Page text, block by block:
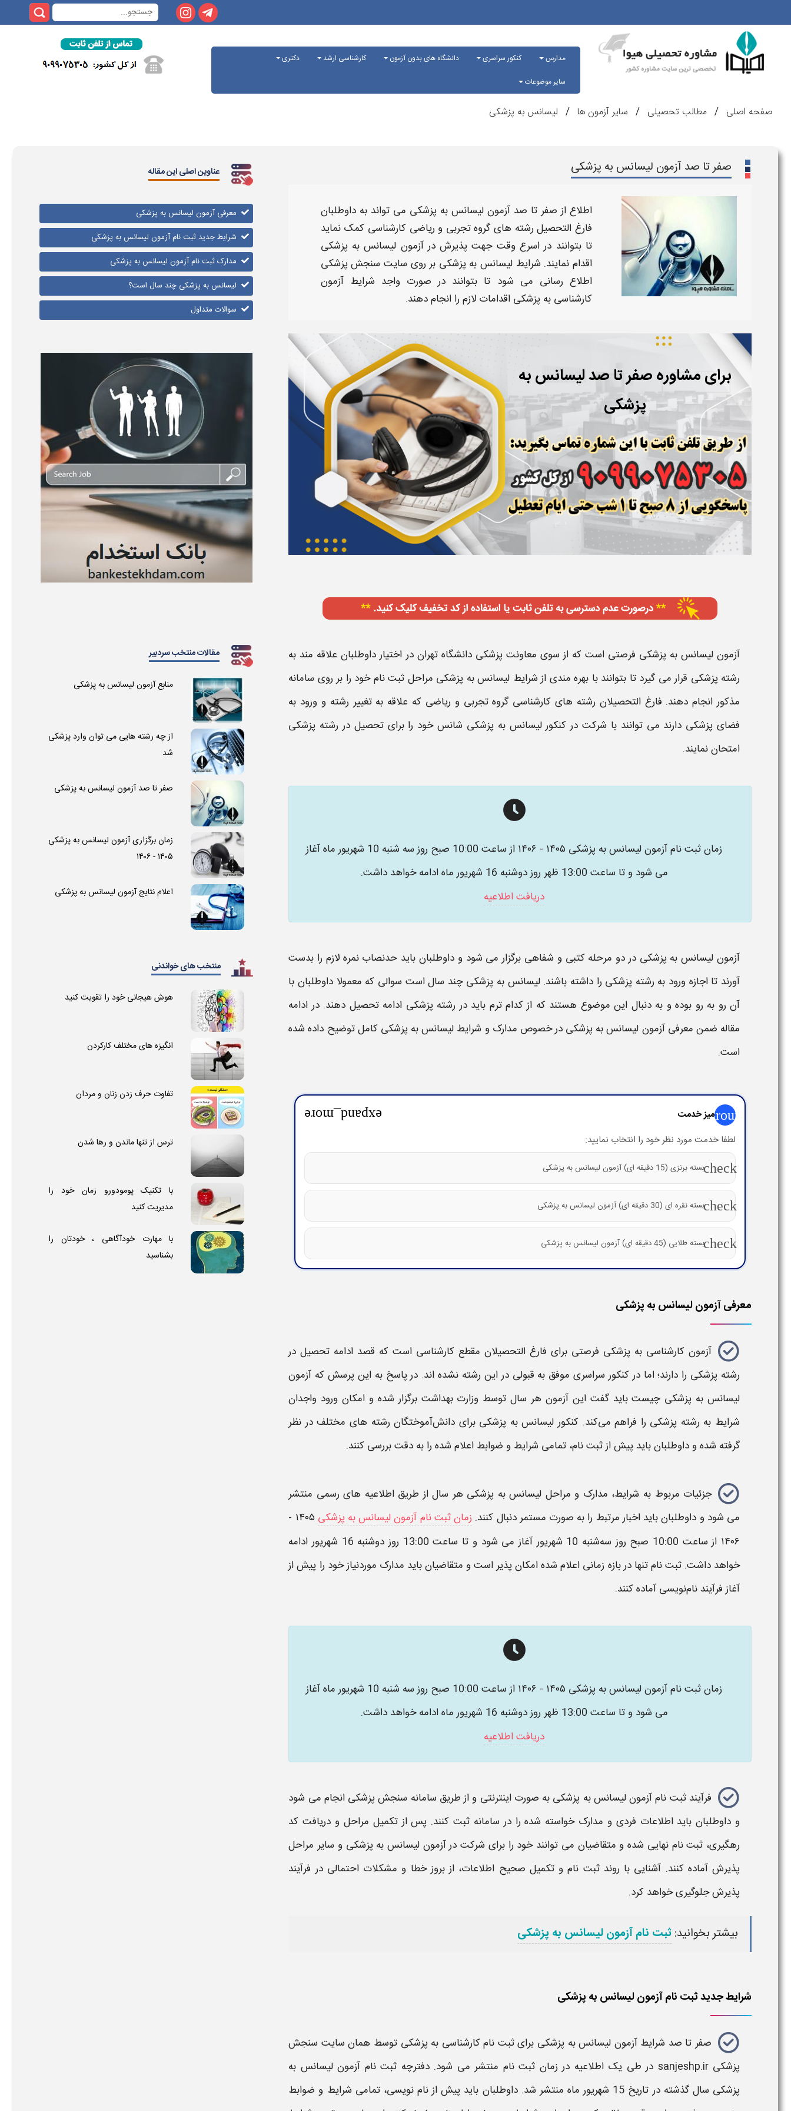
مدارس کنکور سراسری دانشگاه های بدون آزمون کارشناسی ارشد
دکتری
سایر موضوعات
صفحه اصلی مطالب تحصیلی سایر آزمون ها لیسانس به پزشکی
صفر تا صد آزمون لیسانس به پزشکی
اطلاع ازصفر تا صد آزمون لیسانس به پزشکی می تواند به داوطلبان
فارغ التحصیل رشته های گروه تجربی و ریاضی کارشناسی کمک نماید
تا بتوانند در اسرع وقت جهت پذیرش درآزمون لیسانس به پزشکی
اقدام نمایند. شرایط لیسانس به پزشکی بر روی سایت سنجش پزشکی
اطلاع رسانی می شود تا بتوانند در صورت واجد شرایط آزمون
کارشناسی به پزشکی اقدامات لازم را انجام دهند.
برای مشاوره صفر تا صد لیسانس به
پزشکی
آزمون لیسانس به پزشکی فرصتی است که از سوی معاونتپزشکیدانشگاه تهران در اختیار داوطلبان علاقه مند به
رشتهپزشکی قرار می گیرد تا بتوانند با بهره مندی ازشرایط لیسانس به پزشکی مراحل ثبت نام خود را بر روی سامانه
مذکور انجام دهند. فارغ التحصیلان رشته های کارشناسی گروه تجربی و ریاضی که علاقه به تغییر رشته و ورود به
فضای پزشکی دارند می توانند با شرکت درکنکور لیسانس به پزشکی شانس خود را برای تحصیل در رشته پزشکی
امتحان نمایند.
زمان ثبت نام آزمون لیسانس به پزشکی ۱۴۰۵ - ۱۴۰۶
از ساعت 10:00 صبح روز سه شنبه 10 شهریور ماه آغاز
می شود و تا ساعت 13:00 ظهر روز دوشنبه 16 شهریور ماه ادامه خواهد داشت.
دریافت اطلاعیه
آزمون لیسانس به پزشکی در دو مرحله کتبی و شفاهی برگزار می شود و داوطلبان باید حدنصاب نمره لازم را بدست
آورند تا اجازه ورود به رشته پزشکی را داشته باشند.لیسانس به پزشکی چند سال است سوالی که معمولا داوطلبان با
آن رو به رو بوده و به دنبال این موضوع هستند که از کدام ترم باید در رشتهپزشکی ادامه تحصیل دهند. در ادامه
مقاله ضمن معرفیآزمون لیسانس به پزشکی در خصوص مدارک و شرایط لیسانس به پزشکی کامل توضیح داده شده
است.
groupمیز خدمت expand_more
لطفا خدمت مورد نظر خود را انتخاب نمایید:
checkبسته برنزی (15 دقیقه ای) آزمون لیسانس به پزشکی
checkبسته نقره ای (30 دقیقه ای) آزمون لیسانس به پزشکی
checkبسته طلایی (45 دقیقه ای) آزمون لیسانس به پزشکی
معرفی آزمون لیسانس به پزشکی
آزمون کارشناسی به پزشکی فرصتی برای فارغ‌ التحصیلان مقطع کارشناسی است که قصد ادامه تحصیل در
رشته پزشکی را دارند؛ اما در کنکور سراسری موفق به قبولی در این رشته نشده‌ اند. در پاسخ به این پرسش که آزمون
لیسانس به پزشکی چیستباید گفت این آزمون هر سال توسط وزارت بهداشت برگزار شده و امکان ورود واجدان
شرایط به رشته پزشکی را فراهم می‌کند. کنکور لیسانس به پزشکی برای دانش‌آموختگان رشته‌ های مختلف در نظر
گرفته شده و داوطلبان باید پیش از ثبت‌ نام، تمامی شرایط و ضوابط اعلام‌ شده را به دقت بررسی کنند.
جزئیات مربوط به شرایط، مدارک و مراحل لیسانس به پزشکی هر سال از طریق اطلاعیه‌ های رسمی منتشر
می‌ شود و داوطلبان باید اخبار مرتبط را به‌ صورت مستمر دنبال کنند. زمان ثبت نام آزمون لیسانس به پزشکی
۱۴۰۵ -
۱۴۰۶ از ساعت 10:00 صبح روز سه‌شنبه 10 شهریور آغاز می شود و تا ساعت 13:00 روز دوشنبه 16 شهریور ادامه
خواهد داشت.ثبت‌ نام تنها در بازه زمانی اعلام‌ شده امکان‌ پذیر است و متقاضیان باید مدارک موردنیاز خود را پیش از
آغاز فرآیند نام‌نویسی آماده کنند.
زمان ثبت نام آزمون لیسانس به پزشکی ۱۴۰۵ - ۱۴۰۶ از ساعت 10:00 صبح روز سه شنبه 10 شهریور ماه آغاز
می شود و تا ساعت 13:00 ظهر روز دوشنبه 16 شهریور ماه ادامه خواهد داشت.
دریافت اطلاعیه
فرآیندثبت نام آزمون لیسانس به پزشکی به‌ صورت اینترنتی و از طریق سامانه سنجش پزشکی انجام می‌ شود
و داوطلبان باید اطلاعات فردی و مدارک خواسته‌ شده را در سامانه ثبت کنند. پس از تکمیل مراحل و دریافت کد
رهگیری، ثبت‌ نام نهایی شده و متقاضیان می‌ توانند خود را برای شرکت درآزمون لیسانس به پزشکی و سایر مراحل
پذیرش آماده کنند. آشنایی با روند ثبت‌ نام و تکمیل صحیح اطلاعات، از بروز خطا و مشکلات احتمالی در فرآیند
پذیرش جلوگیری خواهد کرد.
بیشتر بخوانید:ثبت نام آزمون لیسانس به پزشکی
شرایط جدید ثبت نام آزمون لیسانس به پزشکی
صفر تا صد شرایط آزمون لیسانس به پزشکی برای​ثبت نام کارشناسی به پزشکی توسط همان سایت سنجش
پزشکی sanjeshp.ir در طی یک اطلاعیه در زمان
ثبت نام منتشر می شود. دفترچه ثبت نام آزمون لیسانس به
پزشکی سال گذشته
در تاریخ 15 شهریور ماه منتشر شد. داوطلبان باید پیش از نام‌ نویسی، تمامی شرایط و ضوابط
عناوین اصلی این مقاله
معرفی آزمون لیسانس به پزشکی
شرایط جدید ثبت نام آزمون لیسانس به پزشکی
مدارک ثبت نام آزمون لیسانس به پزشکی
لیسانس به پزشکی چند سال است؟
سوالات متداول
مقالات منتخب سردبیر
منابع آزمون لیسانس به پزشکی
از چه رشته هایی می توان وارد پزشکی
شد
صفر تا صد آزمون لیسانس به پزشکی
زمان برگزاری آزمون لیسانس به پزشکی
۱۴۰۵ - ۱۴۰۶
اعلام نتایج آزمون لیسانس به پزشکی
منتخب های خواندنی
هوش هیجانی خود را تقویت کنید
انگیزه های مختلف کارکردن
تفاوت حرف زدن زنان و مردان
ترس از تنها ماندن و رها شدن
با تکنیک پومودورو زمان خود را
مدیریت کنید
با مهارت خودآگاهی ، خودتان را
بشناسید